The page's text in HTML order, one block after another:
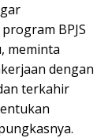
BPJS
meminta
dengan
terkahir